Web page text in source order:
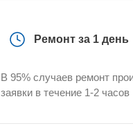
Ремонт за 1 день
В 95% случаев ремонт
заявки в течение 1-2 часов